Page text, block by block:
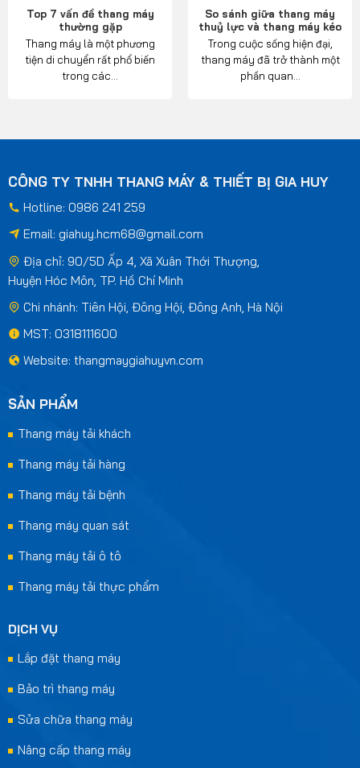
Top 7 vấn đề thang máy
thường gặp
Thang máy là một phương
tiện di chuyển rất phổ biến
trong các...
So sánh giữa thang máy
thuỷ lực và thang máy kéo
Trong cuộc sống hiện đại,
thang máy đã trở thành một
phần quan...
CÔNG TY TNHH THANG MÁY & THIẾT BỊ GIA HUY
Hotline: 0986 241 259
Email: giahuy.hcm68@gmail.com
Địa chỉ: 90/5D Ấp 4, Xã Xuân Thới Thượng,
Huyện Hóc Môn, TP. Hồ Chí Minh
Chi nhánh: Tiên Hội, Đông Hội, Đông Anh, Hà Nội
MST: 0318111600
Website: thangmaygiahuyvn.com
SẢN PHẨM
Thang máy tải khách
Thang máy tải hàng
Thang máy tải bệnh
Thang máy quan sát
Thang máy tải ô tô
Thang máy tải thực phẩm
DỊCH VỤ
Lắp đặt thang máy
Bảo trì thang máy
Sửa chữa thang máy
Nâng cấp thang máy